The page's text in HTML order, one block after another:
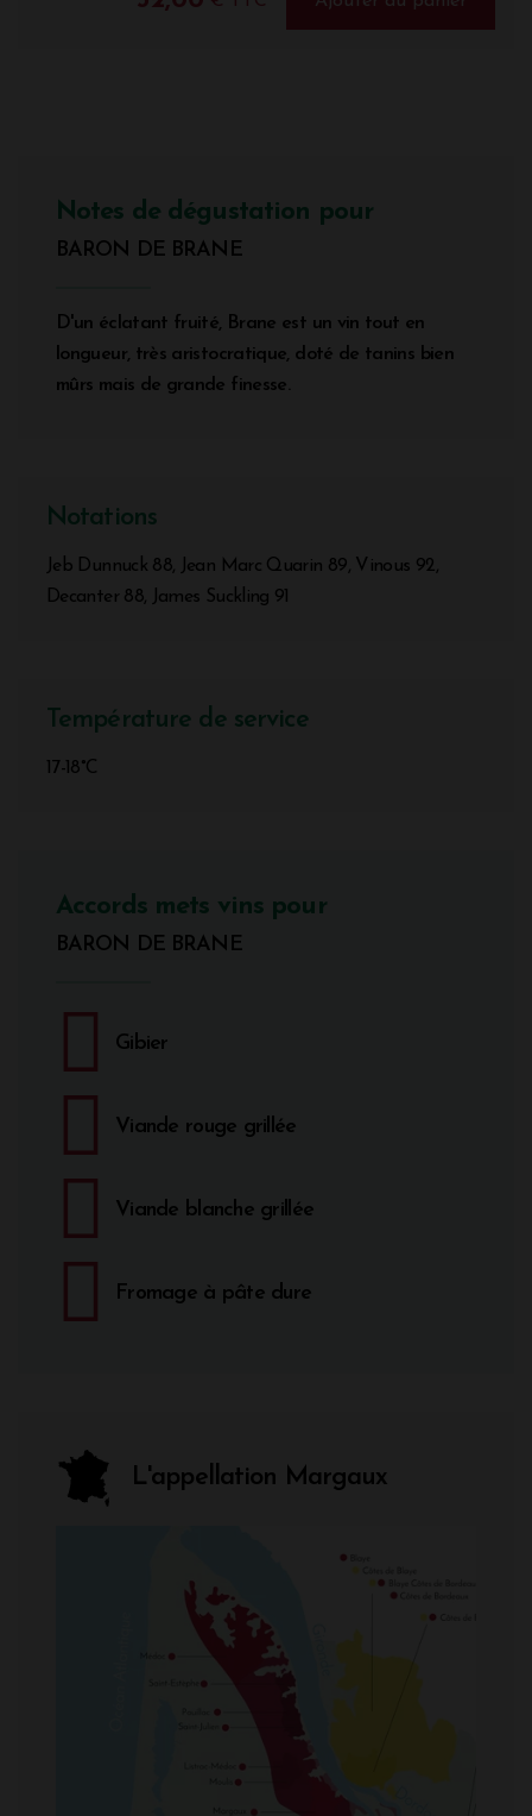
Notes de dégustation pour
BARON DE BRANE
D'un éclatant fruité, Brane est un vin tout en
longueur, très aristocratique, doté de tanins bien
mûrs mais de grande finesse.
Notations
Jeb Dunnuck 88, Jean Marc Quarin 89, Vinous 92,
Decanter 88, James Suckling 91
Température de service
17-18°C
Accords mets vins pour
BARON DE BRANE
Gibier
Viande rouge grillée
Viande blanche grillée
Fromage à pâte dure
L'appellation Margaux